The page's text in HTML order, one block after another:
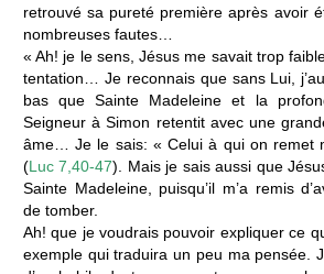
retrouvé sa pureté première après avoir
nombreuses fautes…
« Ah! je le sens, Jésus me savait trop
tentation… Je reconnais que sans Lui,
bas que Sainte Madeleine et la
Seigneur à Simon retentit avec une
âme… Je le sais: « Celui à qui on remet
(Luc 7,40-47). Mais je sais aussi que
Sainte Madeleine, puisqu’il m’a remis
de tomber.
Ah! que je voudrais pouvoir expliquer ce
exemple qui traduira un peu ma pensée.